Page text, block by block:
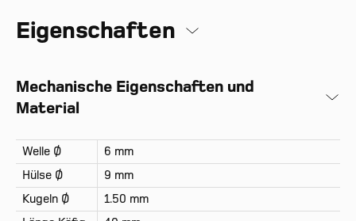
Eigenschaften
Mechanische Eigenschaften und
Material
Welle Ø
6 mm
Hülse Ø
9 mm
Kugeln Ø
1.50 mm